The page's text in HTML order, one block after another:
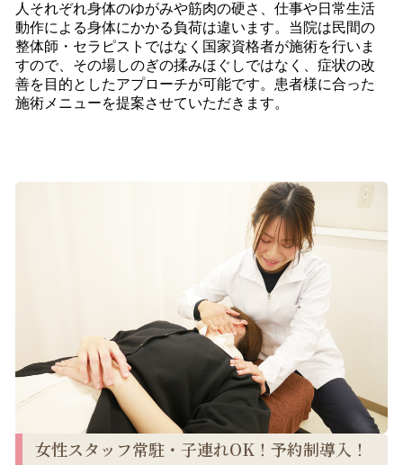
人それぞれ身体のゆがみや筋肉の硬さ、仕事や日常生活
動作による身体にかかる負荷は違います。当院は民間の
整体師・セラピストではなく国家資格者が施術を行いま
すので、その場しのぎの揉みほぐしではなく、症状の改
善を目的としたアプローチが可能です。患者様に合った
施術メニューを提案させていただきます。
女性スタッフ常駐・子連れOK！予約制導入！